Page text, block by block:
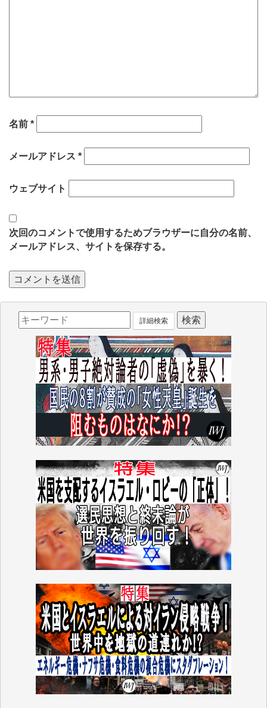
名前 *
メールアドレス *
ウェブサイト
次回のコメントで使用するためブラウザーに自分の名前、
メールアドレス、サイトを保存する。
詳細検索